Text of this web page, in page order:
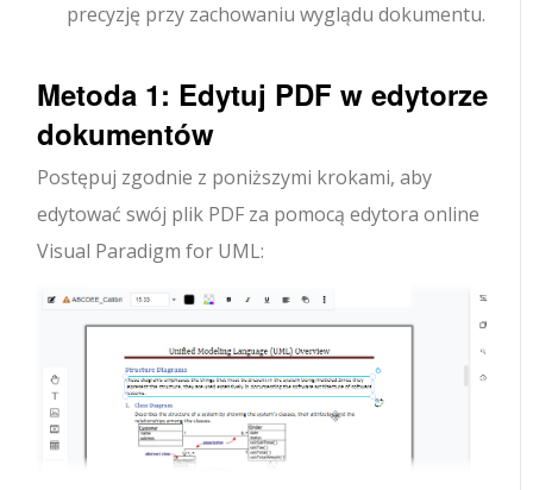
precyzję przy zachowaniu wyglądu dokumentu.
Metoda 1: Edytuj PDF w edytorze
dokumentów
Postępuj zgodnie z poniższymi krokami, aby
edytować swój plik PDF za pomocą edytora online
Visual Paradigm for UML: